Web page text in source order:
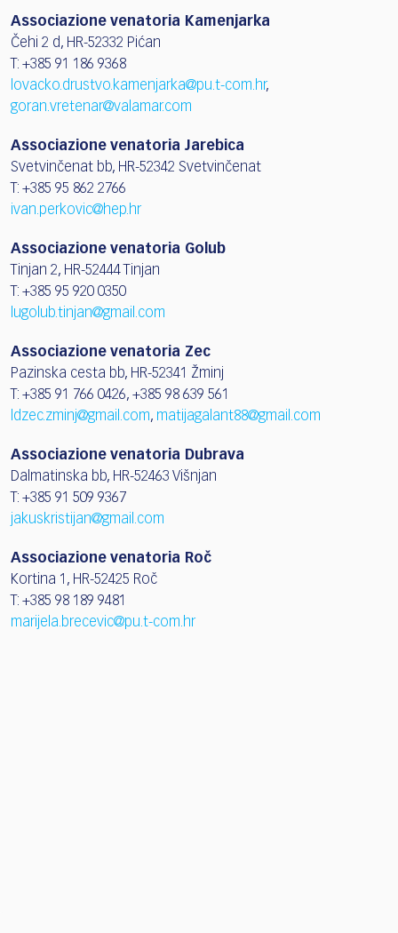
Associazione venatoria Kamenjarka
Čehi 2 d, HR-52332 Pićan
T: +385 91 186 9368
lovacko.drustvo.kamenjarka@pu.t-com.hr,
goran.vretenar@valamar.com
Associazione venatoria Jarebica
Svetvinčenat bb, HR-52342 Svetvinčenat
T: +385 95 862 2766
ivan.perkovic@hep.hr
Associazione venatoria Golub
Tinjan 2, HR-52444 Tinjan
T: +385 95 920 0350
lugolub.tinjan@gmail.com
Associazione venatoria Zec
Pazinska cesta bb, HR-52341 Žminj
T: +385 91 766 0426, +385 98 639 561
ldzec.zminj@gmail.com, matijagalant88@gmail.com
Associazione venatoria Dubrava
Dalmatinska bb, HR-52463 Višnjan
T: +385 91 509 9367
jakuskristijan@gmail.com
Associazione venatoria Roč
Kortina 1, HR-52425 Roč
T: +385 98 189 9481
marijela.brecevic@pu.t-com.hr